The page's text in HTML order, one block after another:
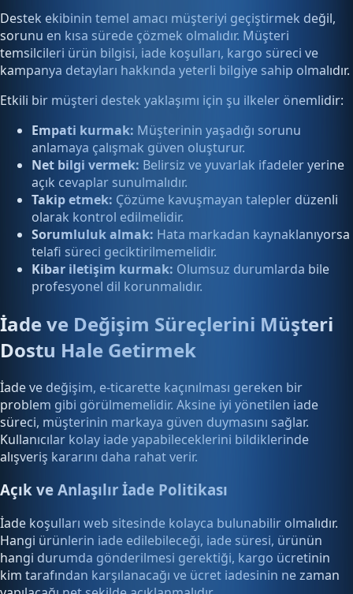
Destek ekibinin temel amacı müşteriyi geçiştirmek değil,
sorunu en kısa sürede çözmek olmalıdır. Müşteri
temsilcileri ürün bilgisi, iade koşulları, kargo süreci ve
kampanya detayları hakkında yeterli bilgiye sahip olmalıdır.
Etkili bir müşteri destek yaklaşımı için şu ilkeler önemlidir:
Empati kurmak: Müşterinin yaşadığı sorunu
anlamaya çalışmak güven oluşturur.
Net bilgi vermek: Belirsiz ve yuvarlak ifadeler yerine
açık cevaplar sunulmalıdır.
Takip etmek: Çözüme kavuşmayan talepler düzenli
olarak kontrol edilmelidir.
Sorumluluk almak: Hata markadan kaynaklanıyorsa
telafi süreci geciktirilmemelidir.
Kibar iletişim kurmak: Olumsuz durumlarda bile
profesyonel dil korunmalıdır.
İade ve Değişim Süreçlerini Müşteri
Dostu Hale Getirmek
İade ve değişim, e-ticarette kaçınılması gereken bir
problem gibi görülmemelidir. Aksine iyi yönetilen iade
süreci, müşterinin markaya güven duymasını sağlar.
Kullanıcılar kolay iade yapabileceklerini bildiklerinde
alışveriş kararını daha rahat verir.
Açık ve Anlaşılır İade Politikası
İade koşulları web sitesinde kolayca bulunabilir olmalıdır.
Hangi ürünlerin iade edilebileceği, iade süresi, ürünün
hangi durumda gönderilmesi gerektiği, kargo ücretinin
kim tarafından karşılanacağı ve ücret iadesinin ne zaman